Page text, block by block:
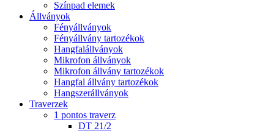
Színpad elemek
Állványok
Fényállványok
Fényállvány tartozékok
Hangfalállványok
Mikrofon állványok
Mikrofon állvány tartozékok
Hangfal állvány tartozékok
Hangszerállványok
Traverzek
1 pontos traverz
DT 21/2